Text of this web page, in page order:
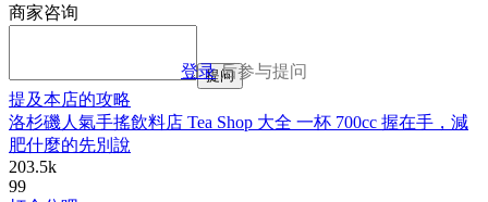
商家咨询
登录后参与提问
提问
提及本店的攻略
洛杉磯人氣手搖飲料店 Tea Shop 大全 一杯 700cc 握在手，減
肥什麼的先別說
203.5k
99